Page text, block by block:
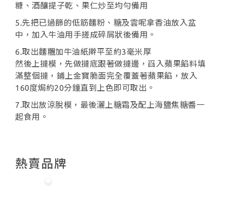
糠、酒釀提子乾、果仁炒至均勻備用
5.先把已過篩的低筋麵粉、糖及雲呢拿香油放入盆
中，加入牛油用手搓成碎屑狀後備用。
6.取出麵糰加牛油紙擀平至約3毫米厚
然後上撻模，先做撻底跟著做撻邊，舀入蘋果餡料填
滿整個撻，鋪上金寶脆面完全覆蓋著蘋果餡，放入
160度焗約20分鐘直到上色即可取出。
7.取出放涼脫模，最後灑上糖霜及配上海鹽焦糖醬一
起食用。
熱賣品牌